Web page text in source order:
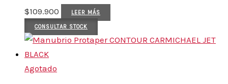
$109.900 LEER MÁS
CONSULTAR STOCK
Agotado